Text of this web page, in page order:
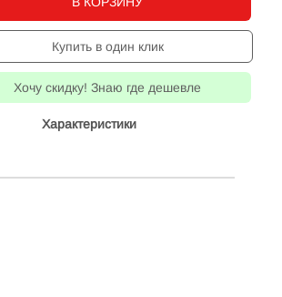
Купить в один клик
Хочу скидку! Знаю где дешевле
Характеристики